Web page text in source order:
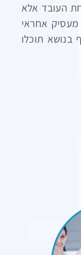
העובד אלא
אחראי
בנושא תוכלו